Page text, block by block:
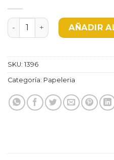
RESALTADOR PELIKAN
AÑADIR
SKU: 1396
Categoría: Papeleria